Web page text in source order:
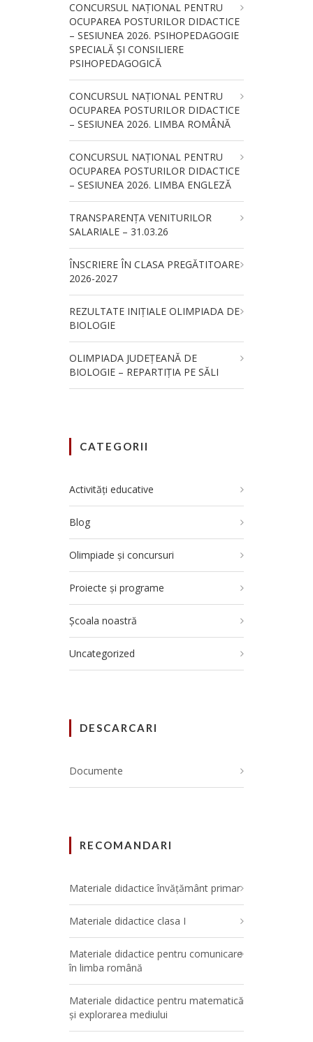
CONCURSUL NAŢIONAL PENTRU
OCUPAREA POSTURILOR DIDACTICE
– SESIUNEA 2026. PSIHOPEDAGOGIE
SPECIALĂ ȘI CONSILIERE
PSIHOPEDAGOGICĂ
CONCURSUL NAŢIONAL PENTRU
OCUPAREA POSTURILOR DIDACTICE
– SESIUNEA 2026. LIMBA ROMÂNĂ
CONCURSUL NAŢIONAL PENTRU
OCUPAREA POSTURILOR DIDACTICE
– SESIUNEA 2026. LIMBA ENGLEZĂ
TRANSPARENȚA VENITURILOR
SALARIALE – 31.03.26
ÎNSCRIERE ÎN CLASA PREGĂTITOARE
2026-2027
REZULTATE INIȚIALE OLIMPIADA DE
BIOLOGIE
OLIMPIADA JUDEȚEANĂ DE
BIOLOGIE – REPARTIȚIA PE SĂLI
CATEGORII
Activități educative
Blog
Olimpiade și concursuri
Proiecte și programe
Școala noastră
Uncategorized
DESCARCARI
Documente
RECOMANDARI
Materiale didactice învățământ primar
Materiale didactice clasa I
Materiale didactice pentru comunicare
în limba română
Materiale didactice pentru matematică
și explorarea mediului